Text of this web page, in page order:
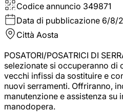
Codice annuncio 349871
Data di pubblicazione 6/8/
Città Aosta
POSATORI/POSATRICI DI
selezionate si occuperanno di
vecchi infissi da sostituire e
nuovi serramenti. Offriranno,
manutenzione e assistenza su
manodopera.